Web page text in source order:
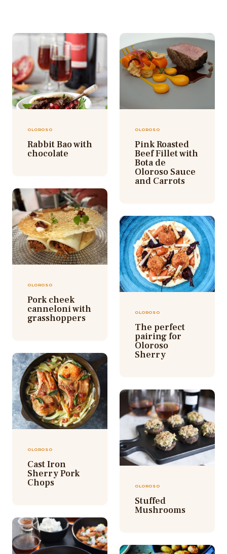
OLOROSO
Rabbit Bao with
chocolate
OLOROSO
Pink Roasted
Beef Fillet with
Bota de
Oloroso Sauce
and Carrots
OLOROSO
Pork cheek
canneloni with
grasshoppers OLOROSO
The perfect
pairing for
Oloroso
Sherry
OLOROSO
Cast Iron
Sherry Pork
Chops OLOROSO
Stuffed
Mushrooms